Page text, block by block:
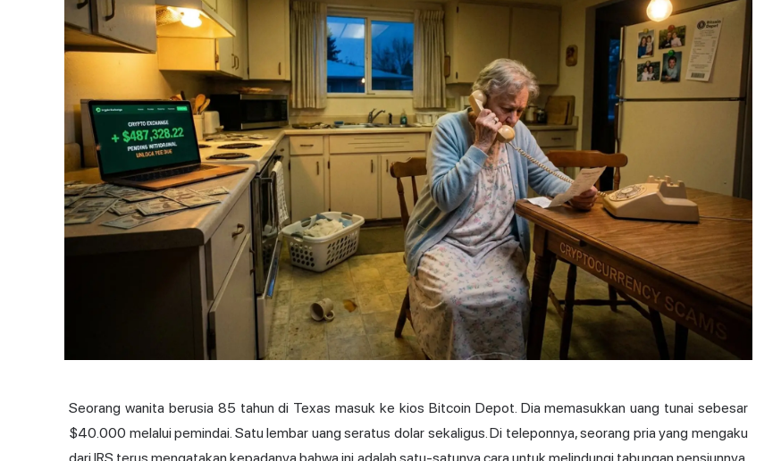
Seorang wanita berusia 85 tahun di Texas masuk ke kios Bitcoin Depot. Dia memasukkanuang tunai sebesar
$40.000 melalui pemindai. Satu lembar uang seratus dolar sekaligus. Di teleponnya, seorang pria yang mengaku